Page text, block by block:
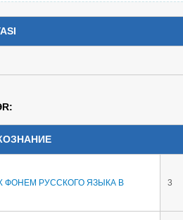
РУССКОГО ЯЗЫКА В
3